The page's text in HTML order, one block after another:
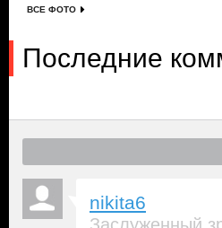
ВСЕ ФОТО
Последние
nikita6